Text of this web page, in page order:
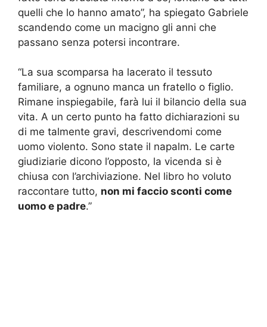
quelli che lo hanno amato”, ha spiegato Gabriele
scandendo come un macigno gli anni che
passano senza potersi incontrare.
“La sua scomparsa ha lacerato il tessuto
familiare, a ognuno manca un fratello o figlio.
Rimane inspiegabile, farà lui il bilancio della sua
vita. A un certo punto ha fatto dichiarazioni su
di me talmente gravi, descrivendomi come
uomo violento. Sono state il napalm. Le carte
giudiziarie dicono l’opposto, la vicenda si è
chiusa con l’archiviazione. Nel libro ho voluto
raccontare tutto, non mi faccio sconti come
uomo e padre.”